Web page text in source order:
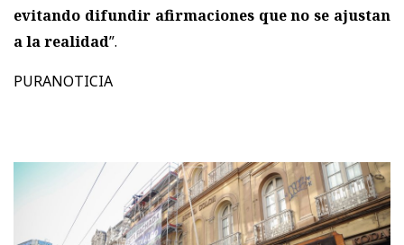
evitando difundir afirmaciones que no se ajustan
a la realidad”.
PURANOTICIA